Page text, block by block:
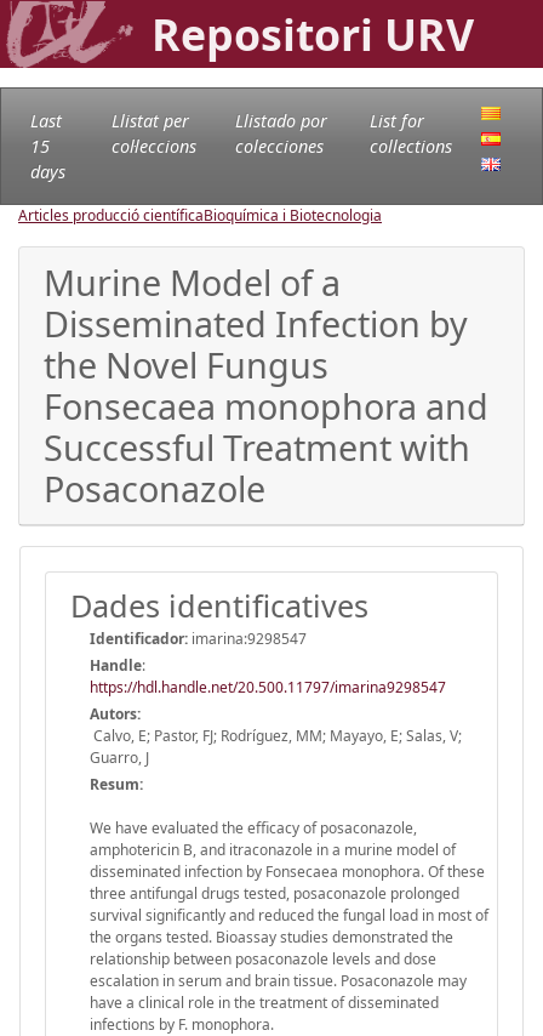
Repositori URV
Last
15
days
Llistat per
col·leccions
Llistado por
colecciones
List for
collections
Articles producció científicaBioquímica i Biotecnologia
Murine Model of a
Disseminated Infection by
the Novel Fungus
Fonsecaea monophora and
Successful Treatment with
Posaconazole
Dades identificatives
Identificador: imarina:9298547
Handle:
https://hdl.handle.net/20.500.11797/imarina9298547
Autors:
Calvo, E; Pastor, FJ; Rodríguez, MM; Mayayo, E; Salas, V;
Guarro, J
Resum:
We have evaluated the efficacy of posaconazole,
amphotericin B, and itraconazole in a murine model of
disseminated infection by Fonsecaea monophora. Of these
three antifungal drugs tested, posaconazole prolonged
survival significantly and reduced the fungal load in most of
the organs tested. Bioassay studies demonstrated the
relationship between posaconazole levels and dose
escalation in serum and brain tissue. Posaconazole may
have a clinical role in the treatment of disseminated
infections by F. monophora.